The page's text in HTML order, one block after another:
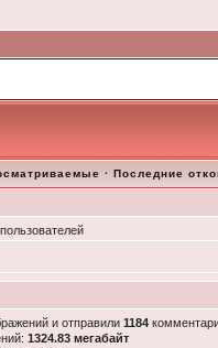
· Последние
и отправили 1184
1324.83 мегабайт